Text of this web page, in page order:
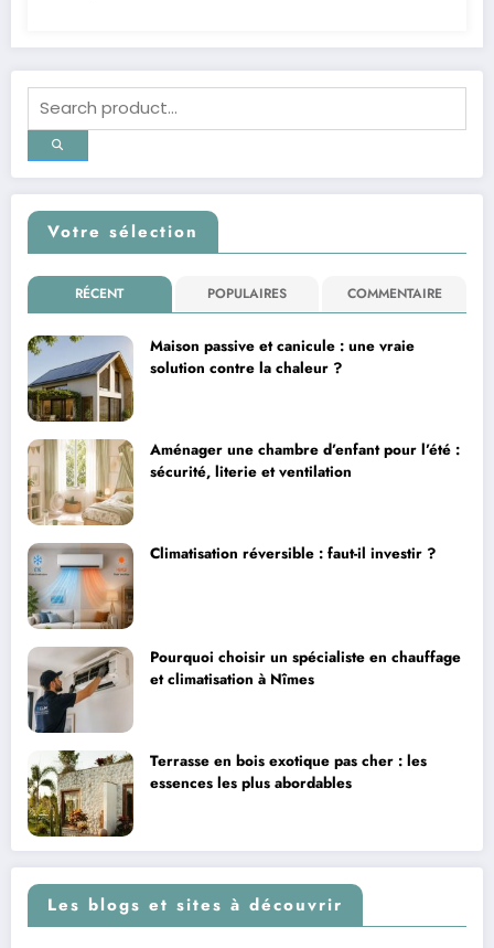
Votre sélection
RÉCENT POPULAIRES COMMENTAIRE
Maison passive et canicule : une vraie
solution contre la chaleur ?
Aménager une chambre d’enfant pour l’été :
sécurité, literie et ventilation
Climatisation réversible : faut-il investir ?
Pourquoi choisir un spécialiste en chauffage
et climatisation à Nîmes
Terrasse en bois exotique pas cher : les
essences les plus abordables
Les blogs et sites à découvrir